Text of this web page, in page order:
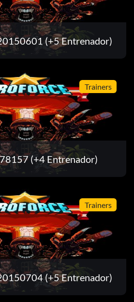
(+5 Entrenador)
Trainers
(+4 Entrenador)
Trainers
(+5 Entrenador)